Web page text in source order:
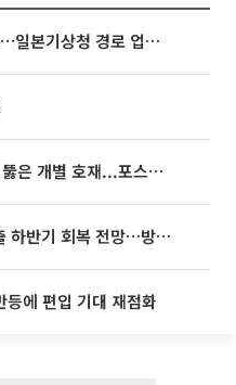
태풍 '돌핀' 오키나와 접근…일본기상청 경로 업데이트
[증시키워드] 반도체 충격 뚫은 개별 호재...포스코퓨처엠·에코프로·한화솔루션 '눈길'
iM "LIG D&A, 천궁-II 매출 하반기 회복 전망…방산 톱픽 유지"
에 편입 기대 재점화